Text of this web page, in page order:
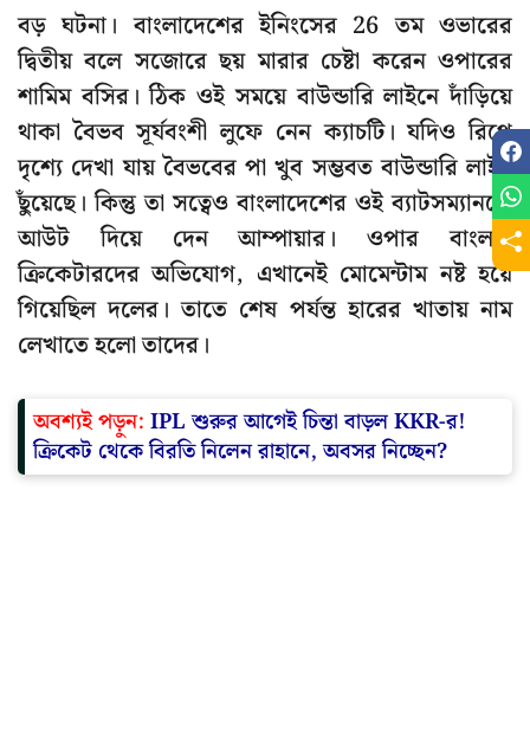
বড় ঘটনা। বাংলাদেশের ইনিংসের 26 তম ওভারের
দ্বিতীয় বলে সজোরে ছয় মারার চেষ্টা করেন ওপারের
শামিম বসির। ঠিক ওই সময়ে বাউন্ডারি লাইনে দাঁড়িয়ে
থাকা বৈভব সূর্যবংশী লুফে নেন ক্যাচটি। যদিও রিপ্লে
দৃশ্যে দেখা যায় বৈভবের পা খুব সম্ভবত বাউন্ডারি লাইন
ছুঁয়েছে। কিন্তু তা সত্বেও বাংলাদেশের ওই ব্যাটসম্যানকে
আউট দিয়ে দেন আম্পায়ার। ওপার বাংলার
ক্রিকেটারদের অভিযোগ, এখানেই মোমেন্টাম নষ্ট হয়ে
গিয়েছিল দলের। তাতে শেষ পর্যন্ত হারের খাতায় নাম
লেখাতে হলো তাদের।
অবশ্যই পড়ুন: IPL শুরুর আগেই চিন্তা বাড়ল KKR-র!
ক্রিকেট থেকে বিরতি নিলেন রাহানে, অবসর নিচ্ছেন?